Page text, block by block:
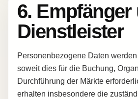
6. Empfänger
Dienstleister
Personenbezogene Daten
soweit dies für die Buchung,
Durchführung der Märkte
erhalten insbesondere die